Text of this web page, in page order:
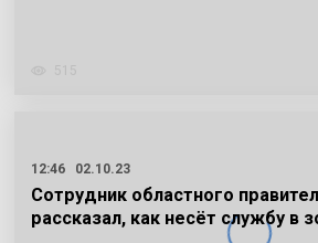
12:46
02.10.23
Сотрудник областного
рассказал, как несёт службу в